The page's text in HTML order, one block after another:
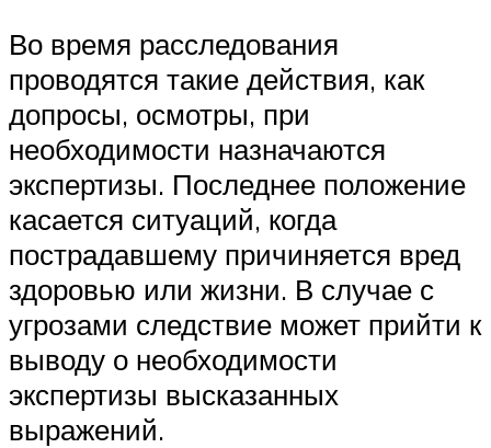
Во время расследования
проводятся такие действия, как
допросы, осмотры, при
необходимости назначаются
экспертизы. Последнее положение
касается ситуаций, когда
пострадавшему причиняется вред
здоровью или жизни. В случае с
угрозами следствие может прийти к
выводу о необходимости
экспертизы высказанных
выражений.